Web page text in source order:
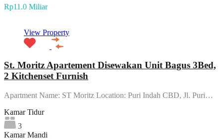
Rp11.0 Miliar
View Property
St. Moritz Apartement Disewakan Unit Bagus 3Bed,
2 Kitchenset Furnish
Apartment Name: ST Moritz Location: Puri Indah CBD, Jl. Puri…
Kamar Tidur
3
Kamar Mandi